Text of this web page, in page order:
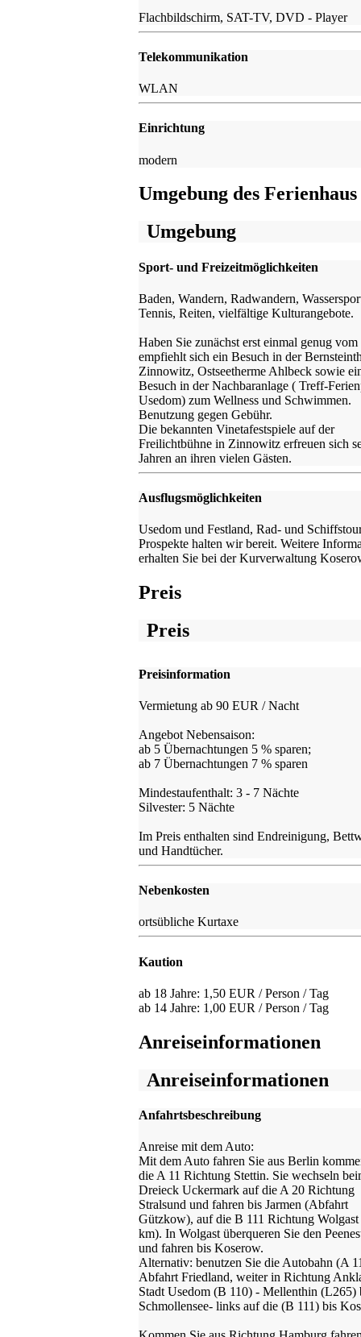
Flachbildschirm, SAT-TV, DVD - Player
Telekommunikation
WLAN
Einrichtung
modern
Umgebung des Ferienhaus
Umgebung
Sport- und Freizeitmöglichkeiten
Baden, Wandern, Radwandern,
Tennis, Reiten, vielfältige Kulturangebote.
Haben Sie zunächst erst einmal genug vom
empfiehlt sich ein Besuch in der
Zinnowitz, Ostseetherme Ahlbeck sowie
Besuch in der Nachbaranlage ( Treff-
Usedom) zum Wellness und Schwimmen.
Benutzung gegen Gebühr.
Die bekannten Vinetafestspiele auf der
Freilichtbühne in Zinnowitz erfreuen sich
Jahren an ihren vielen Gästen.
Ausflugsmöglichkeiten
Usedom und Festland, Rad- und
Prospekte halten wir bereit. Weitere
erhalten Sie bei der Kurverwaltung
Preis
Preis
Preisinformation
Vermietung ab 90 EUR / Nacht
Angebot Nebensaison:
ab 5 Übernachtungen 5 % sparen;
ab 7 Übernachtungen 7 % sparen
Mindestaufenthalt: 3 - 7 Nächte
Silvester: 5 Nächte
Im Preis enthalten sind Endreinigung,
und Handtücher.
Nebenkosten
ortsübliche Kurtaxe
Kaution
ab 18 Jahre: 1,50 EUR / Person / Tag
ab 14 Jahre: 1,00 EUR / Person / Tag
Anreiseinformationen
Anreiseinformationen
Anfahrtsbeschreibung
Anreise mit dem Auto:
Mit dem Auto fahren Sie aus Berlin
die A 11 Richtung Stettin. Sie wechseln
Dreieck Uckermark auf die A 20 Richtung
Stralsund und fahren bis Jarmen (Abfahrt
Gützkow), auf die B 111 Richtung Wolgast
km). In Wolgast überqueren Sie den
und fahren bis Koserow.
Alternativ: benutzen Sie die Autobahn (A
Abfahrt Friedland, weiter in Richtung
Stadt Usedom (B 110) - Mellenthin (L265)
Schmollensee- links auf die (B 111) bis